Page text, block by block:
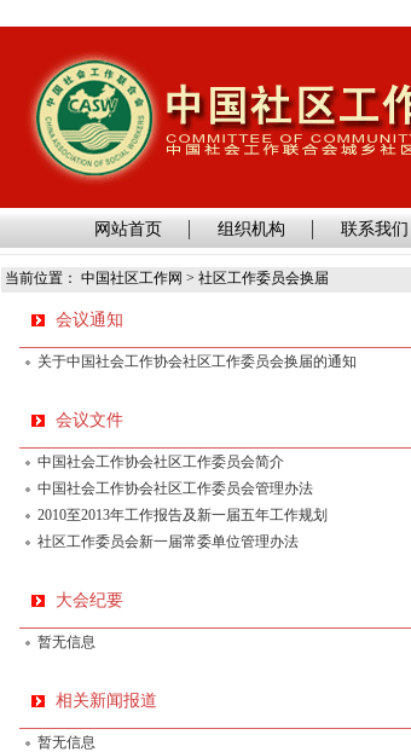
网站首页 组织机构 联系我们
当前位置： 中国社区工作网 > 社区工作委员会换届
会议通知
关于中国社会工作协会社区工作委员会换届的通知
会议文件
中国社会工作协会社区工作委员会简介
中国社会工作协会社区工作委员会管理办法
2010至2013年工作报告及新一届五年工作规划
社区工作委员会新一届常委单位管理办法
大会纪要
暂无信息
相关新闻报道
暂无信息